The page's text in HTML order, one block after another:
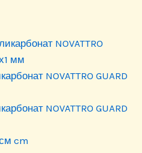
NOVATTRO GUARD
NOVATTRO GUARD
cm